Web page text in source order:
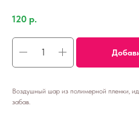
120 р.
Воздушный шар из полимерной пленки,
забав.